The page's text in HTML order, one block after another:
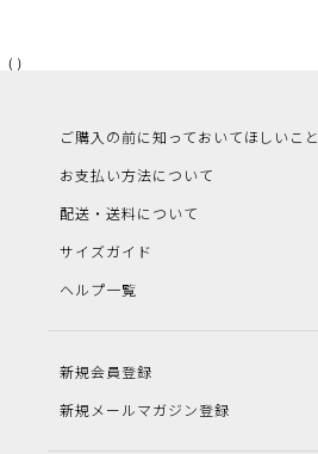
（）
ご購入の前に知っておいてほしいこと
お支払い方法について
配送・送料について
サイズガイド
ヘルプ一覧
新規会員登録
新規メールマガジン登録